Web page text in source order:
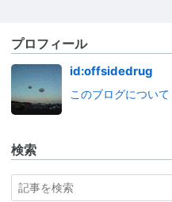
プロフィール
id:offsidedrug
このブログについて
検索